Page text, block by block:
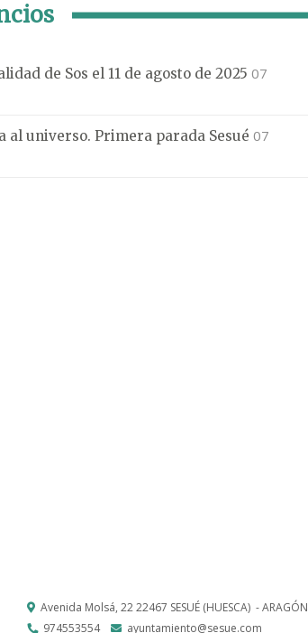
de Sos el 11 de agosto de 2025 07
al universo. Primera parada Sesué 07
Avenida Molsá, 2222467 SESUÉ (HUESCA) - ARAGÓN
974553554
ayuntamiento@sesue.com